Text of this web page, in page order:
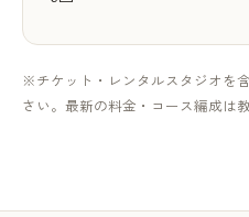
※チケット・レンタルスタジオを
さい。最新の料金・コース編成は